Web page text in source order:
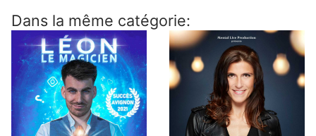
Dans la même catégorie: